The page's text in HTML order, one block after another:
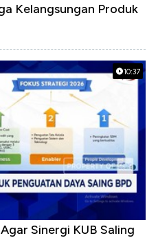
Kelangsungan Produk
10:37
Sinergi KUB Saling